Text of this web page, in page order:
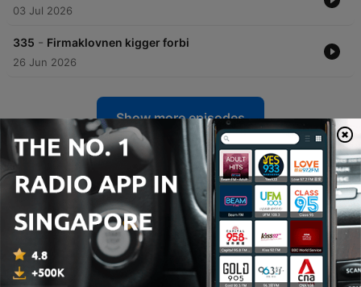
03 Jul 2026
335 - Firmaklovnen kigger forbi
26 Jun 2026
Show more episodes
More Comedy podcasts
See all